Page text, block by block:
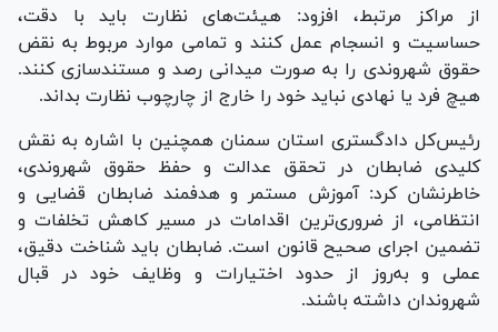
از مراکز مرتبط، افزود: هیئت‌های نظارت باید با دقت،
حساسیت و انسجام عمل کنند و تمامی موارد مربوط به نقض
حقوق شهروندی را به صورت میدانی رصد و مستندسازی کنند.
هیچ فرد یا نهادی نباید خود را خارج از چارچوب نظارت بداند.
رئیس‌کل دادگستری استان سمنان همچنین با اشاره به نقش
کلیدی ضابطان در تحقق عدالت و حفظ حقوق شهروندی،
خاطرنشان کرد: آموزش مستمر و هدفمند ضابطان قضایی و
انتظامی، از ضروری‌ترین اقدامات در مسیر کاهش تخلفات و
تضمین اجرای صحیح قانون است. ضابطان باید شناخت دقیق،
عملی و به‌روز از حدود اختیارات و وظایف خود در قبال
شهروندان داشته باشند.